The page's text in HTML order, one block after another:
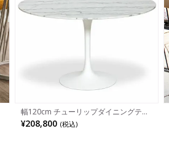
幅120cm チューリップダイニングテー
ブル エーロ・サーリネン リプロダクト
マーブル
¥208,800 (税込)